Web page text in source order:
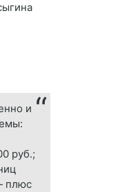
и
руб.;
плюс